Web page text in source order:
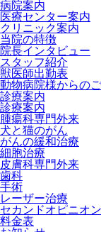
病院案内
医療センター案内
クリニック案内
当院の特徴
院長インタビュー
スタッフ紹介
獣医師出勤表
動物病院様からの
診療案内
診療案内
腫瘍科専門外来
犬と猫のがん
がんの緩和治療
細胞治療
皮膚科専門外来
歯科
手術
レーザー治療
セカンドオピニオン
料金表